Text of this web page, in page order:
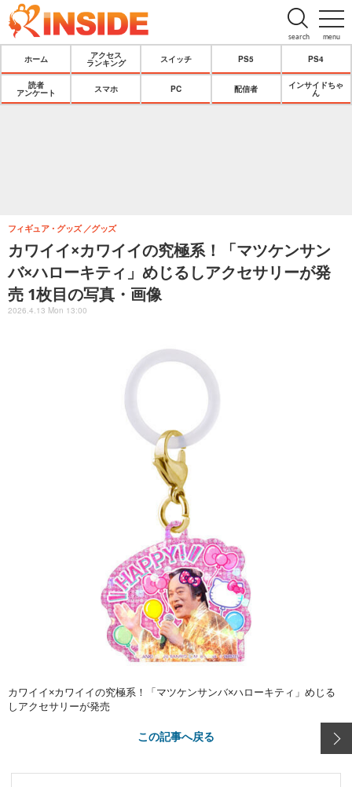
menu
search
ホーム
アクセス
ランキング
スイッチ PS5 PS4
読者
アンケート
スマホ PC 配信者
インサイドちゃ
ん
カワイイ×カワイイの究極系！「マツケンサン
バ×ハローキティ」めじるしアクセサリーが発
売 1枚目の写真・画像
フィギュア・グッズ グッズ
2026.4.13 Mon 13:00
カワイイ×カワイイの究極系！「マツケンサンバ×ハローキティ」めじる
しアクセサリーが発売
この記事へ戻る